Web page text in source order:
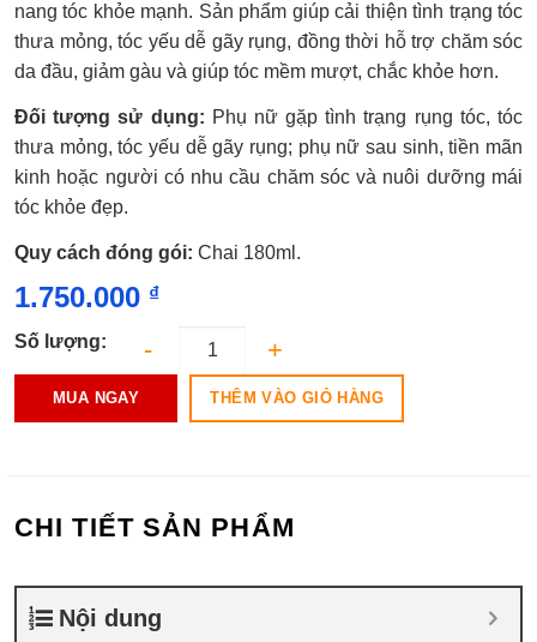
5
sao
nang tóc khỏe mạnh. Sản phẩm giúp cải thiện tình trạng tóc
thưa mỏng, tóc yếu dễ gãy rụng, đồng thời hỗ trợ chăm sóc
da đầu, giảm gàu và giúp tóc mềm mượt, chắc khỏe hơn.
Đối tượng sử dụng: Phụ nữ gặp tình trạng rụng tóc, tóc
thưa mỏng, tóc yếu dễ gãy rụng; phụ nữ sau sinh, tiền mãn
kinh hoặc người có nhu cầu chăm sóc và nuôi dưỡng mái
tóc khỏe đẹp.
Quy cách đóng gói: Chai 180ml.
1.750.000 ₫
Số lượng:
MUA NGAY THÊM VÀO GIỎ HÀNG
CHI TIẾT SẢN PHẨM
Nội dung